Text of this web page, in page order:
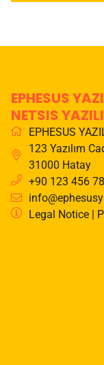
EPHESUS
NETSIS
EPHESUS
123 Yazılım
31000 Hatay
+90 123 456
Legal Notice|